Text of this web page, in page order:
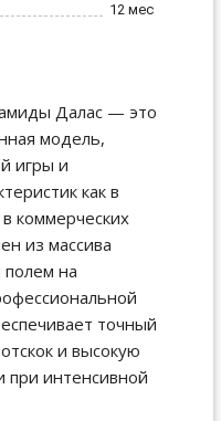
12 мес
Далас — это
модель,
игры и
как в
коммерческих
из массива
на
точный
и высокую
при интенсивной